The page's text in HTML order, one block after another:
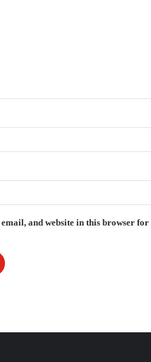
email, and website in this browser